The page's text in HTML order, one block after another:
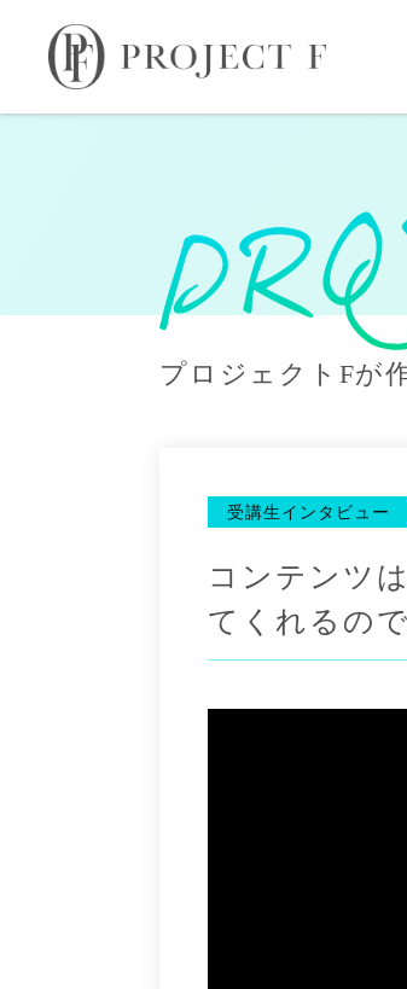
プロジェクトFが
受講生インタビュー
コンテンツ
てくれるの